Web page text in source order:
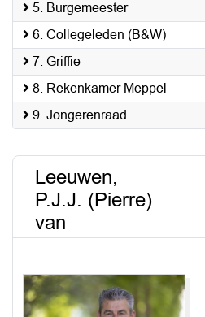
5. Burgemeester
6. Collegeleden (B&W)
7. Griffie
8. Rekenkamer Meppel
9. Jongerenraad
Leeuwen,
P.J.J. (Pierre)
van